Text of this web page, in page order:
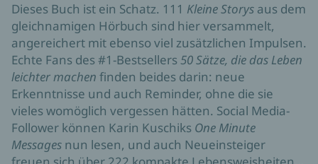
Dieses Buch ist ein Schatz. 111 Kleine Storys aus dem
gleichnamigen Hörbuch sind hier versammelt,
angereichert mit ebenso viel zusätzlichen Impulsen.
Echte Fans des #1-Bestsellers50 Sätze, die das Leben
leichter machen finden beides darin: neue
Erkenntnisse und auch Reminder, ohne die sie
vieles womöglich vergessen hätten. Social Media-
Follower können Karin Kuschiks One Minute
Messages nun lesen, und auch Neueinsteiger